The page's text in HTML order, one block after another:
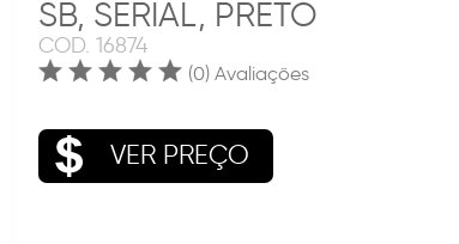
SB, SERIAL, PRETO
COD. 16874
(0) Avaliações
VER PREÇO